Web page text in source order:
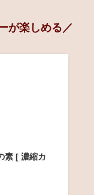
が楽しめる／
素 [ 濃縮カ